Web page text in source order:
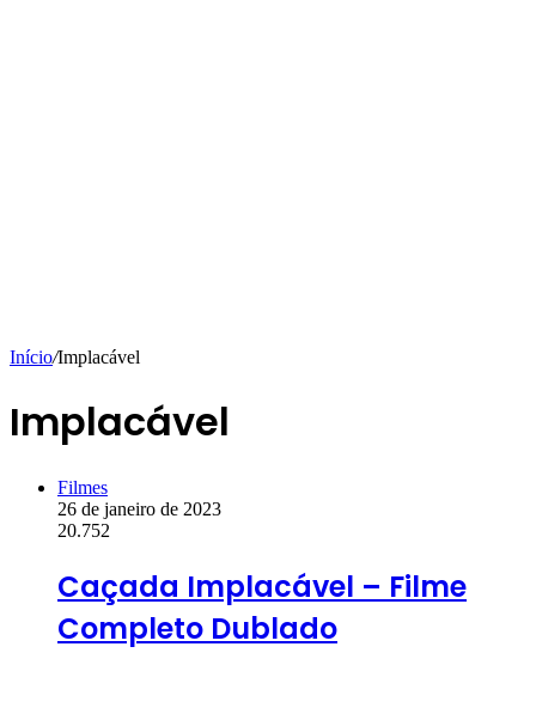
Início/Implacável
Implacável
Filmes
26 de janeiro de 2023
20.752
Caçada Implacável – Filme
Completo Dublado